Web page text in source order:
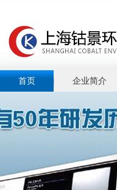
首页 企业简介